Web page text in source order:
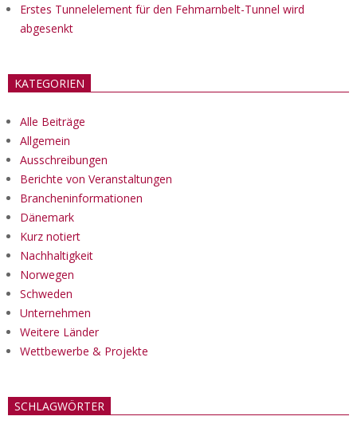
Erstes Tunnelelement für den Fehmarnbelt-Tunnel wird
abgesenkt
KATEGORIEN
Alle Beiträge
Allgemein
Ausschreibungen
Berichte von Veranstaltungen
Brancheninformationen
Dänemark
Kurz notiert
Nachhaltigkeit
Norwegen
Schweden
Unternehmen
Weitere Länder
Wettbewerbe & Projekte
SCHLAGWÖRTER